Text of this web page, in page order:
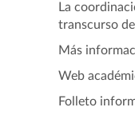
La
transcurso
Más
Web
Folleto